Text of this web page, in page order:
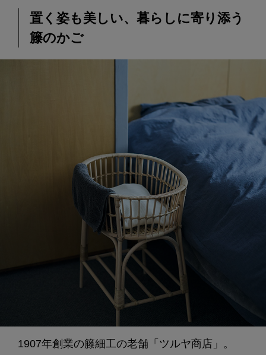
置く姿も美しい、暮らしに寄り添う
籐のかご
1907年創業の籐細工の老舗「ツルヤ商店」。